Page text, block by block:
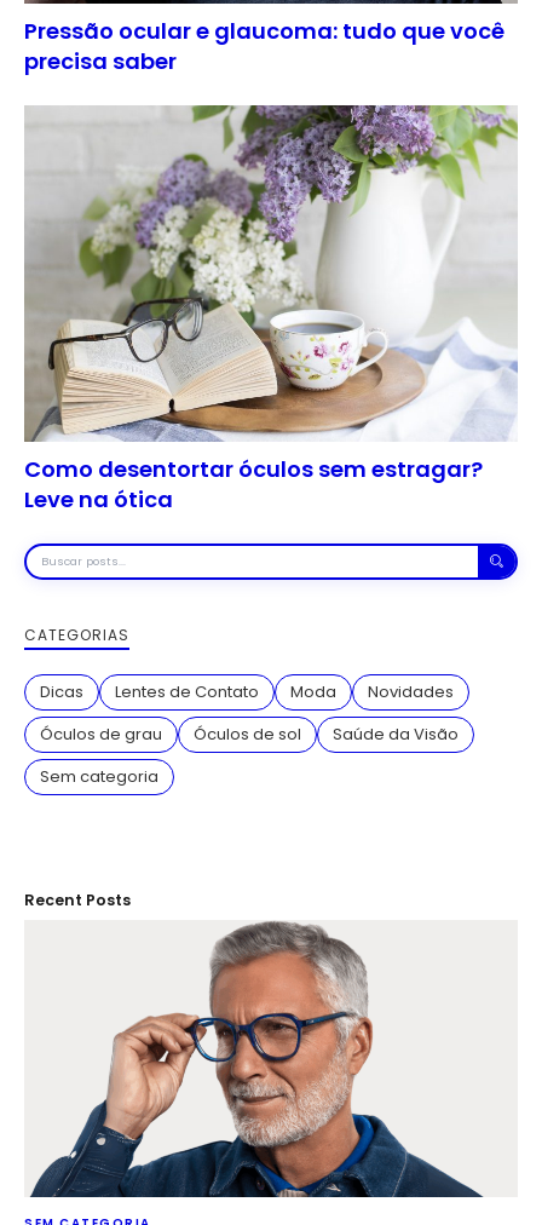
Pressão ocular e glaucoma: tudo que você
precisa saber
Como desentortar óculos sem estragar?
Leve na ótica
Buscar
posts
CATEGORIAS
Dicas Lentes de Contato Moda
Novidades
Óculos de grau
Óculos de sol
Saúde da Visão
Sem categoria
Recent Posts